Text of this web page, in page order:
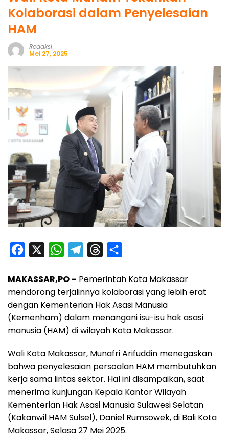
Kolaborasi dalam Penyelesaian
HAM
Redaksi
Mei 27, 2025
c
e
b
o
k
W
a
t
s
A
p
l
e
g
r
m
r
e
a
d
a
r
e
MAKASSAR,PO – Pemerintah Kota Makassar
mendorong terjalinnya kolaborasi yang lebih erat
dengan Kementerian Hak Asasi Manusia
(Kemenham) dalam menangani isu-isu hak asasi
manusia (HAM) di wilayah Kota Makassar.
Wali Kota Makassar, Munafri Arifuddin menegaskan
bahwa penyelesaian persoalan HAM membutuhkan
kerja sama lintas sektor. Hal ini disampaikan, saat
menerima kunjungan Kepala Kantor Wilayah
Kementerian Hak Asasi Manusia Sulawesi Selatan
(Kakanwil HAM Sulsel), Daniel Rumsowek, di Bali Kota
Makassar, Selasa 27 Mei 2025.